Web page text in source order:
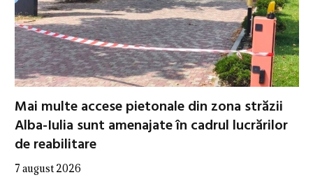
Mai multe accese pietonale din zona străzii
Alba-Iulia sunt amenajate în cadrul lucrărilor
de reabilitare
7 august 2026